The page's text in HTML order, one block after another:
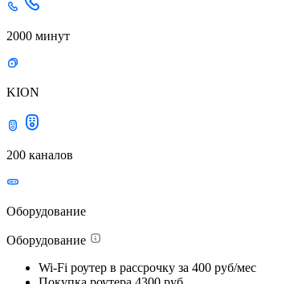
2000 минут
KION
200 каналов
Оборудование
Оборудование
Wi-Fi роутер в рассрочку за 400 руб/мес